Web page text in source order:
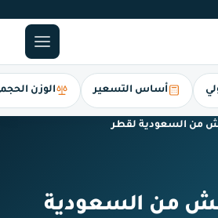
أساس التسعير الوزن
من السعودية لقطر
من السعودية